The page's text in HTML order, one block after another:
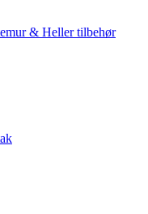
& Heller tilbehør